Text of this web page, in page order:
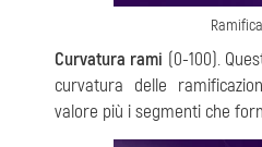
Curvatura rami (0-100).
curvatura delle
valore più i segmenti che